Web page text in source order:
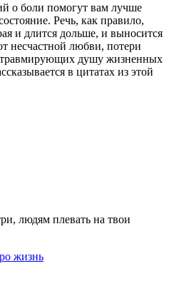
о боли помогут вам лучше
Речь, как правило,
и длится дольше, и выносится
несчастной любви, потери
травмирующих душу жизненных
в цитатах из этой
людям плевать на твои
жизнь